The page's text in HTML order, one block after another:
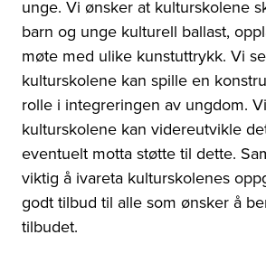
unge. Vi ønsker at kulturskolene
barn og unge kulturell ballast,
møte med ulike kunstuttrykk. Vi
kulturskolene kan spille en
rolle i integreringen av ungdom.
kulturskolene kan videreutvikle
eventuelt motta støtte til dette.
viktig å ivareta kulturskolenes
godt tilbud til alle som ønsker å
tilbudet.